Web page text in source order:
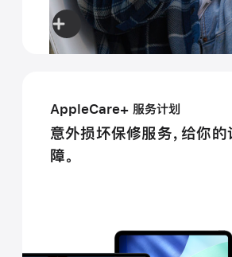
AppleCare+ 服务计划
意外损坏保修服务，给你
障。